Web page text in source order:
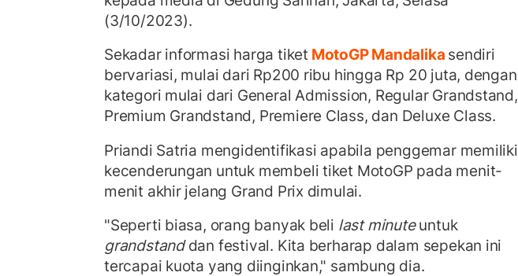
(3/10/2023).
Sekadar informasi harga tiket MotoGP Mandalika sendiri
bervariasi, mulai dari Rp200 ribu hingga Rp 20 juta, dengan
kategori mulai dari General Admission, Regular Grandstand,
Premium Grandstand, Premiere Class, dan Deluxe Class.
Priandi Satria mengidentifikasi apabila penggemar memiliki
kecenderungan untuk membeli tiket MotoGP pada menit-
menit akhir jelang Grand Prix dimulai.
"Seperti biasa, orang banyak beli last minuteuntuk
grandstanddan festival. Kita berharap dalam sepekan ini
tercapai kuota yang diinginkan," sambung dia.